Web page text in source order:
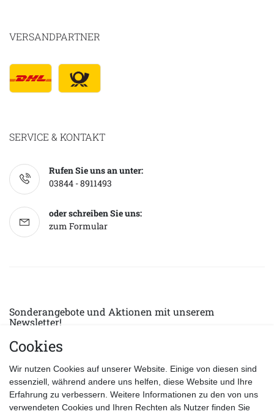
VERSANDPARTNER
SERVICE & KONTAKT
Rufen Sie uns an unter:
03844 - 8911493
oder schreiben Sie uns:
zum Formular
Sonderangebote und Aktionen mit unserem
Newsletter!
E-MAIL *
Datenschutzerklärung
Cookies
Wir nutzen Cookies auf unserer Website. Einige von diesen sind
essenziell, während andere uns helfen, diese Website und Ihre
Erfahrung zu verbessern. Weitere Informationen zu den von uns
verwendeten Cookies und Ihren Rechten als Nutzer finden Sie